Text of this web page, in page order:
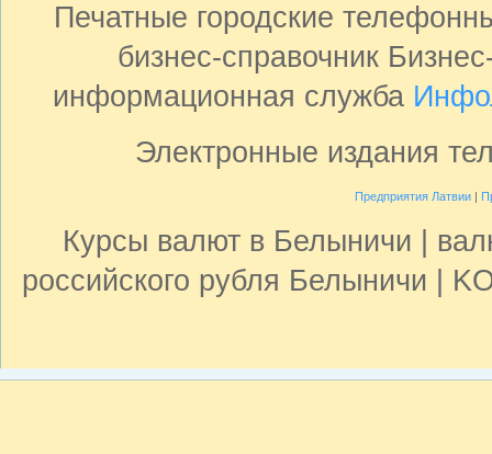
Печатные городские
бизнес-справочник
информационная служба
Электронные издания
Предприятия Латвии|
Курсы валют в Белыничи |
российского рубля Белыничи |